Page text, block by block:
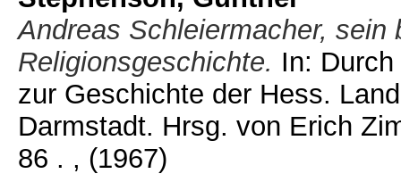
Andreas Schleiermacher,
Religionsgeschichte. In:
zur Geschichte der Hess.
Darmstadt. Hrsg. von Erich
86 . , (1967)